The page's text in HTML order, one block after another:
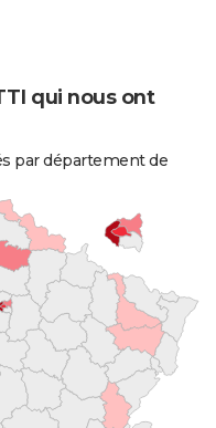
qui nous ont
par département de